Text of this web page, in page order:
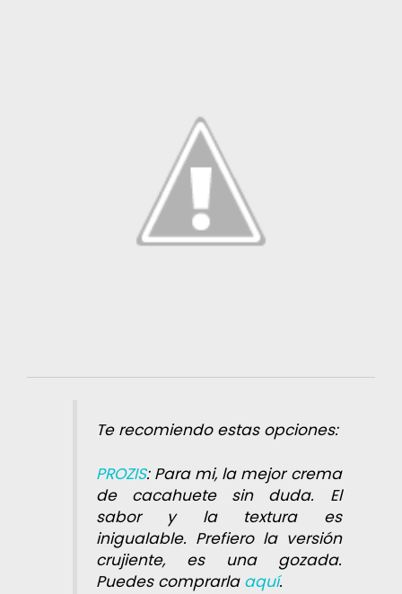
Te recomiendo estas opciones:
PROZIS: Para mi, la mejor crema
de cacahuete sin duda. El
sabor y la textura es
inigualable. Prefiero la versión
crujiente, es una gozada.
Puedes comprarla aquí.